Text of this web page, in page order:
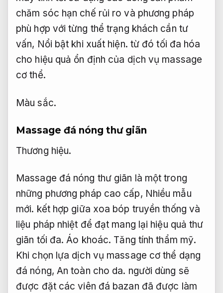
chăm sóc hạn chế rủi ro và phương pháp
phù hợp với từng thể trạng khách cần tư
vấn, Nổi bật khi xuất hiện. từ đó tối đa hóa
cho hiệu quả ổn định của dịch vụ massage
cơ thể.
Màu sắc.
Massage đá nóng thư giãn
Thương hiệu.
Massage đá nóng thư giãn là một trong
những phương pháp cao cấp, Nhiều mẫu
mới. kết hợp giữa xoa bóp truyền thống và
liệu pháp nhiệt để đạt mang lại hiệu quả thư
giãn tối đa.Áo khoác. Tăng tính thẩm mỹ.
Khi chọn lựa dịch vụ massage cơ thể dạng
đá nóng, An toàn cho da. người dùng sẽ
được đặt các viên đá bazan đã được làm